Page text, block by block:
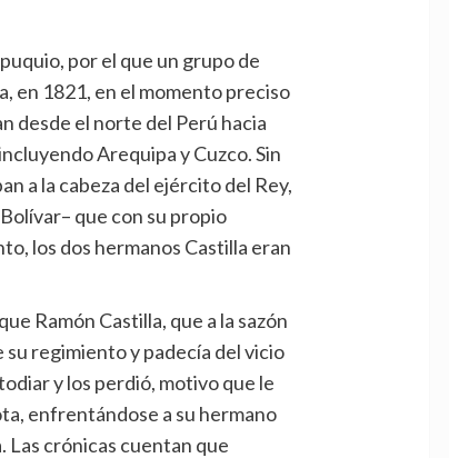
por el que un grupo de
en 1821, en el momento preciso
desde el norte del Perú hacia
Arequipa y Cuzco. Sin
a la cabeza del ejército del Rey,
que con su propio
los dos hermanos Castilla eran
Ramón Castilla, que a la sazón
su regimiento y padecía del vicio
y los perdió, motivo que le
enfrentándose a su hermano
Las crónicas cuentan que